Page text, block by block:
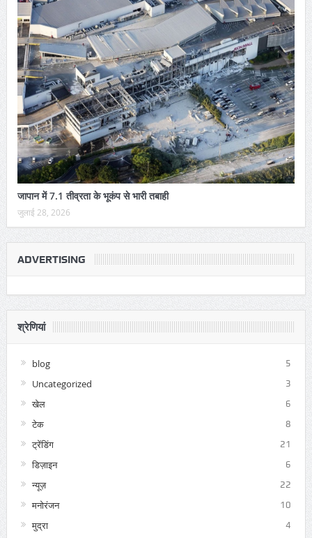
जापान में 7.1 तीव्रता के भूकंप से भारी तबाही
जुलाई 28, 2026
ADVERTISING
श्रेणियां
blog 5
Uncategorized 3
खेल 6
टेक 8
ट्रेंडिंग 21
डिज़ाइन 6
न्यूज़ 22
मनोरंजन 10
मुद्रा 4